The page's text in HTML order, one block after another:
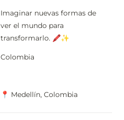
Imaginar nuevas formas de
ver el mundo para
transformarlo. 🖍️✨
Colombia
📍 Medellín, Colombia